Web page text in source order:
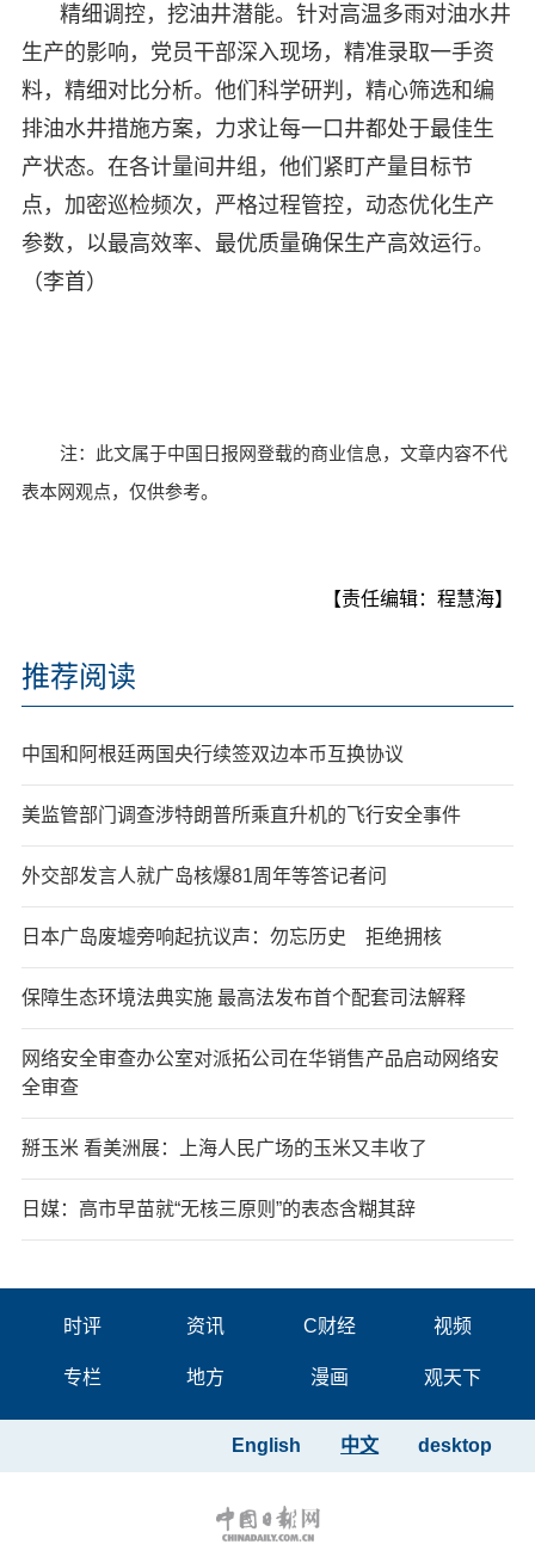
精细调控，挖油井潜能。针对高温多雨对油水井
生产的影响，党员干部深入现场，精准录取一手资
料，精细对比分析。他们科学研判，精心筛选和编
排油水井措施方案，力求让每一口井都处于最佳生
产状态。在各计量间井组，他们紧盯产量目标节
点，加密巡检频次，严格过程管控，动态优化生产
参数，以最高效率、最优质量确保生产高效运行。
（李首）
注：此文属于中国日报网登载的商业信息，文章内容不代
表本网观点，仅供参考。
【责任编辑：程慧海】
推荐阅读
中国和阿根廷两国央行续签双边本币互换协议
美监管部门调查涉特朗普所乘直升机的飞行安全事件
外交部发言人就广岛核爆81周年等答记者问
日本广岛废墟旁响起抗议声：勿忘历史 拒绝拥核
保障生态环境法典实施 最高法发布首个配套司法解释
网络安全审查办公室对派拓公司在华销售产品启动网络安
全审查
掰玉米 看美洲展：上海人民广场的玉米又丰收了
日媒：高市早苗就“无核三原则”的表态含糊其辞
时评 资讯 C财经 视频
专栏 地方 漫画 观天下
desktop
中文
English